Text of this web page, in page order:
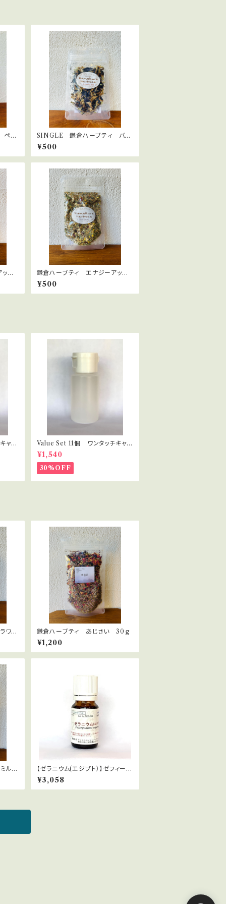
ペパ
SINGLE 鎌倉ハーブティ バタ
フライピー
¥500
鎌倉ハーブティ エナジーアッ
プ 10ｇ
¥500
ャッ
Value Set 11個 ワンタッチキャッ
プ プラボトル 30ml セラピス
ト・講座用
¥1,540
30%OFF
ワ 鎌倉ハーブティ あじさい 30ｇ
¥1,200
ル
【ゼラニウム(エジプト）】ゼフィール
（栽） Pelargonium asperum
¥3,058